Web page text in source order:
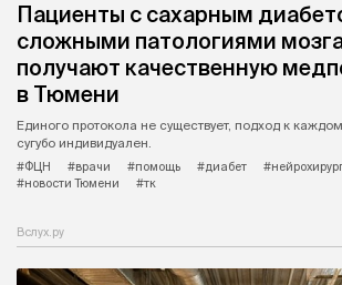
Пациенты с сахарным
сложными патологиями
получают качественную
в Тюмени
Единого протокола не существует, подход к
сугубо индивидуален.
#ФЦН
#врачи #помощь #диабет
#новости Тюмени
#тк
Вслух.ру